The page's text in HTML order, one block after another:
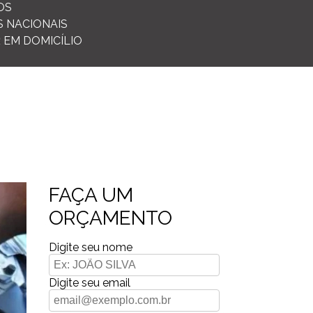
NACIONAIS
EM DOMICÍLIO
FAÇA UM
ORÇAMENTO
Digite seu nome
Digite seu email